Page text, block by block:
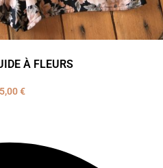
À FLEURS
€